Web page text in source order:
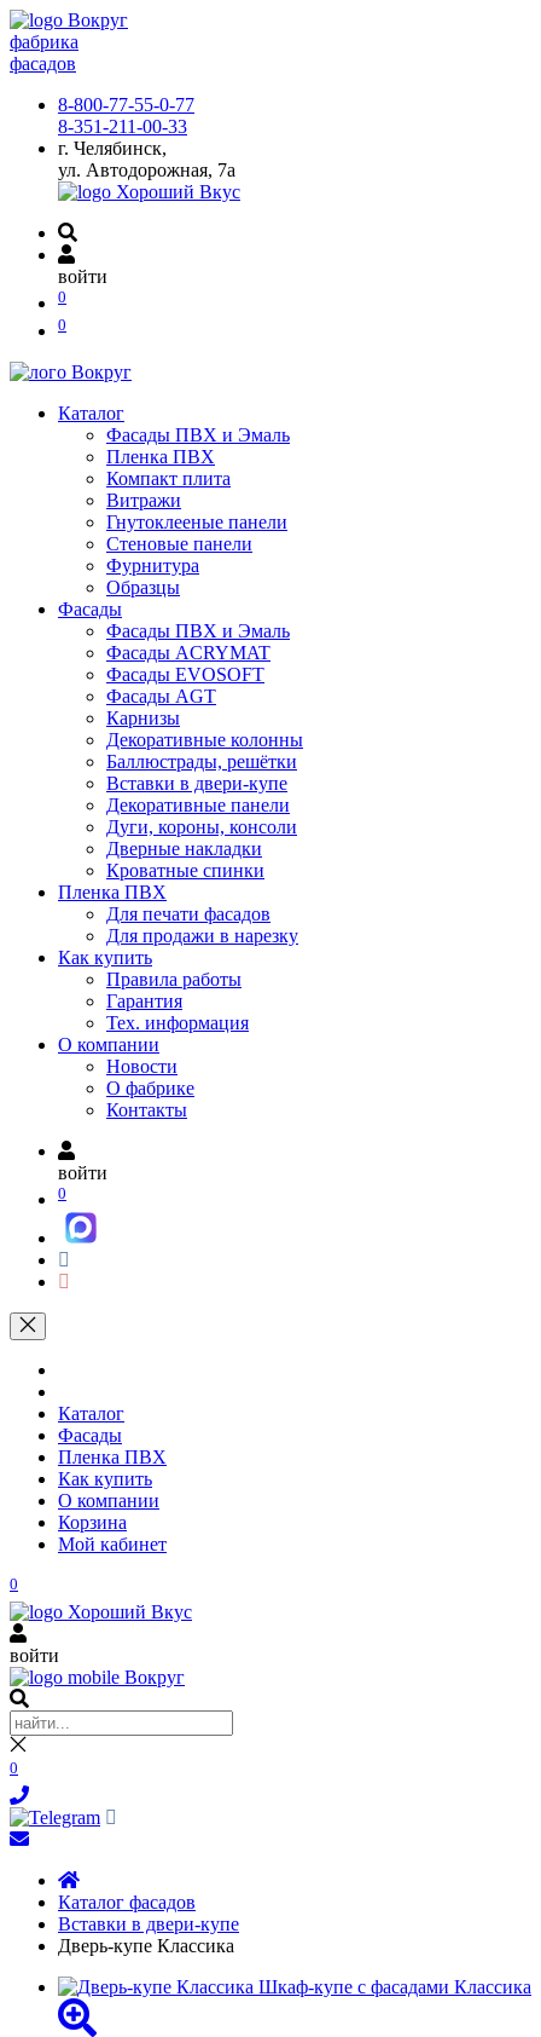
фабрика
фасадов
8-800-77-55-0-77
8-351-211-00-33
г. Челябинск,
ул. Автодорожная, 7а
войти
0
0
Каталог
Фасады ПВХ и Эмаль
Пленка ПВХ
Компакт плита
Витражи
Гнутоклееные панели
Стеновые панели
Фурнитура
Образцы
Фасады
Фасады ПВХ и Эмаль
Фасады ACRYMAT
Фасады EVOSOFT
Фасады AGT
Карнизы
Декоративные колонны
Баллюстрады, решётки
Вставки в двери-купе
Декоративные панели
Дуги, короны, консоли
Дверные накладки
Кроватные спинки
Пленка ПВХ
Для печати фасадов
Для продажи в нарезку
Как купить
Правила работы
Гарантия
Тех. информация
О компании
Новости
О фабрике
Контакты
войти
0
Каталог
Фасады
Пленка ПВХ
Как купить
О компании
Корзина
Мой кабинет
0
войти
0
Каталог фасадов
Вставки в двери-купе
Дверь-купе Классика